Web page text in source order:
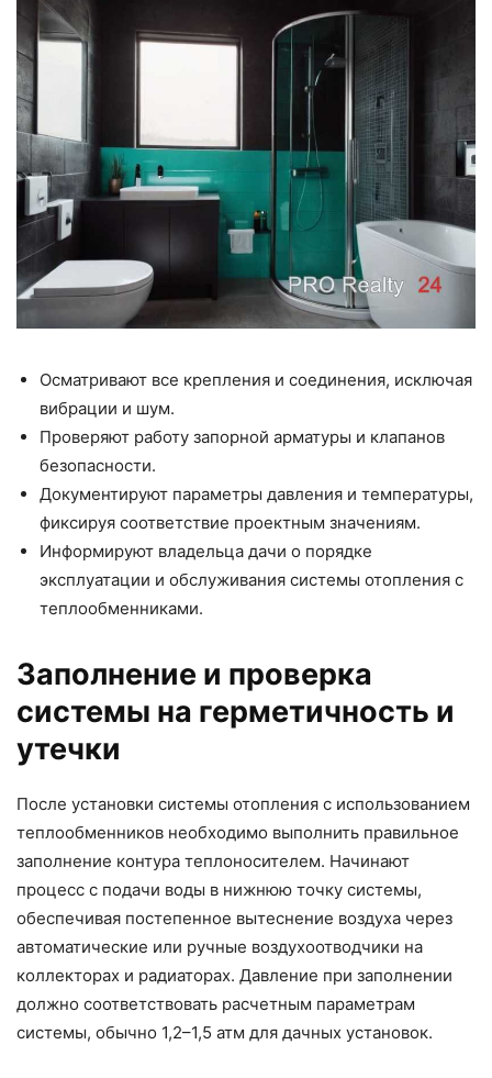
Осматривают все крепления и соединения, исключая
вибрации и шум.
Проверяют работу запорной арматуры и клапанов
безопасности.
Документируют параметры давления и температуры,
фиксируя соответствие проектным значениям.
Информируют владельца дачи о порядке
эксплуатации и обслуживания системы отопления с
теплообменниками.
Заполнение и проверка
системы на герметичность и
утечки
После установки системы отопления с использованием
теплообменников необходимо выполнить правильное
заполнение контура теплоносителем. Начинают
процесс с подачи воды в нижнюю точку системы,
обеспечивая постепенное вытеснение воздуха через
автоматические или ручные воздухоотводчики на
коллекторах и радиаторах. Давление при заполнении
должно соответствовать расчетным параметрам
системы, обычно 1,2–1,5 атм для дачных установок.